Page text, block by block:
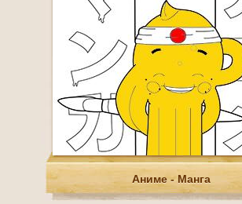
Аниме - Манга